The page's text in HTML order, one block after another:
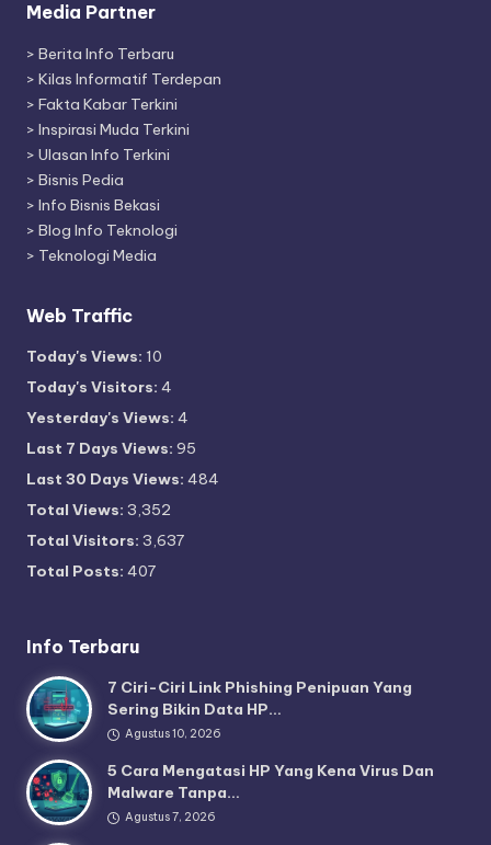
Media Partner
> Berita Info Terbaru
> Kilas Informatif Terdepan
> Fakta Kabar Terkini
> Inspirasi Muda Terkini
> Ulasan Info Terkini
> Bisnis Pedia
> Info Bisnis Bekasi
> Blog Info Teknologi
> Teknologi Media
Web Traffic
Today's Views: 10
Today's Visitors: 4
Yesterday's Views: 4
Last 7 Days Views: 95
Last 30 Days Views: 484
Total Views: 3,352
Total Visitors: 3,637
Total Posts: 407
Info Terbaru
7 Ciri-Ciri Link Phishing Penipuan Yang
Sering Bikin Data HP…
Agustus 10, 2026
5 Cara Mengatasi HP Yang Kena Virus Dan
Malware Tanpa…
Agustus 7, 2026